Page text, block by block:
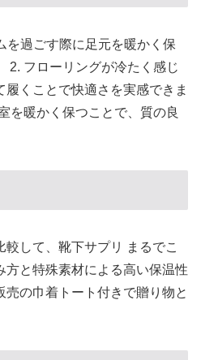
を過ごす際に足元を暖かく保
2. フローリングが冷たく感じ
履くことで快適さを実感できま
を暖かく保つことで、質の良
して、靴下サプリ まるでこ
方と特殊素材による高い保温性
売の巾着トート付きで贈り物と